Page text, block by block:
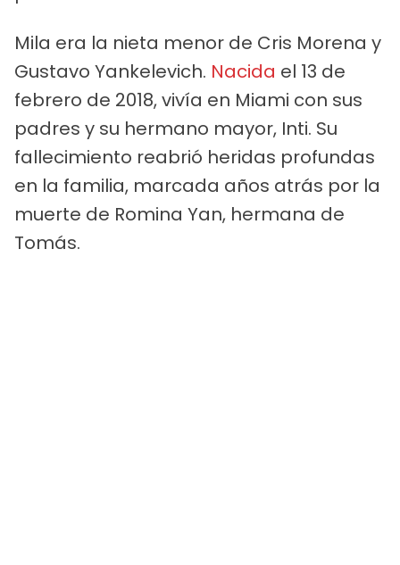
Mila era la nieta menor de Cris Morena y
Gustavo Yankelevich. Nacida el 13 de
febrero de 2018, vivía en Miami con sus
padres y su hermano mayor, Inti. Su
fallecimiento reabrió heridas profundas
en la familia, marcada años atrás por la
muerte de Romina Yan, hermana de
Tomás.